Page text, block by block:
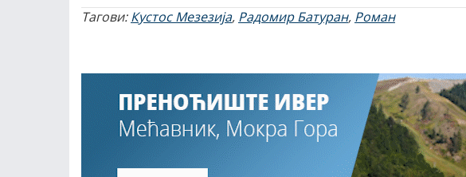
Тагови:Кустос Мезезија, Радомир Батуран, Роман